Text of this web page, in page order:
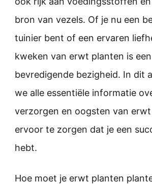
bron van vezels. Of je nu een
tuinier bent of een ervaren
kweken van erwt planten is
bevredigende bezigheid. In dit
we alle essentiële informatie
verzorgen en oogsten van
ervoor te zorgen dat je een
hebt.
Hoe moet je erwt planten